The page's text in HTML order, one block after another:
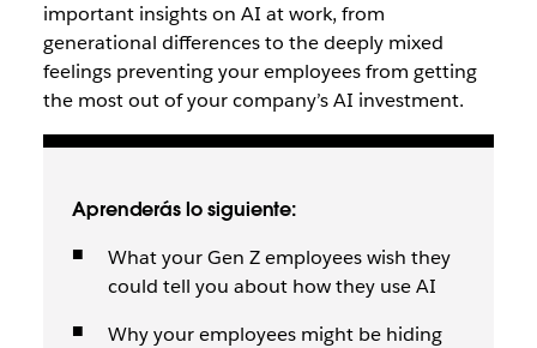
important insights on AI at work, from
generational differences to the deeply mixed
feelings preventing your employees from getting
the most out of your company’s AI investment.
Aprenderás lo siguiente:
What your Gen Z employees wish they
could tell you about how they use AI
Why your employees might be hiding